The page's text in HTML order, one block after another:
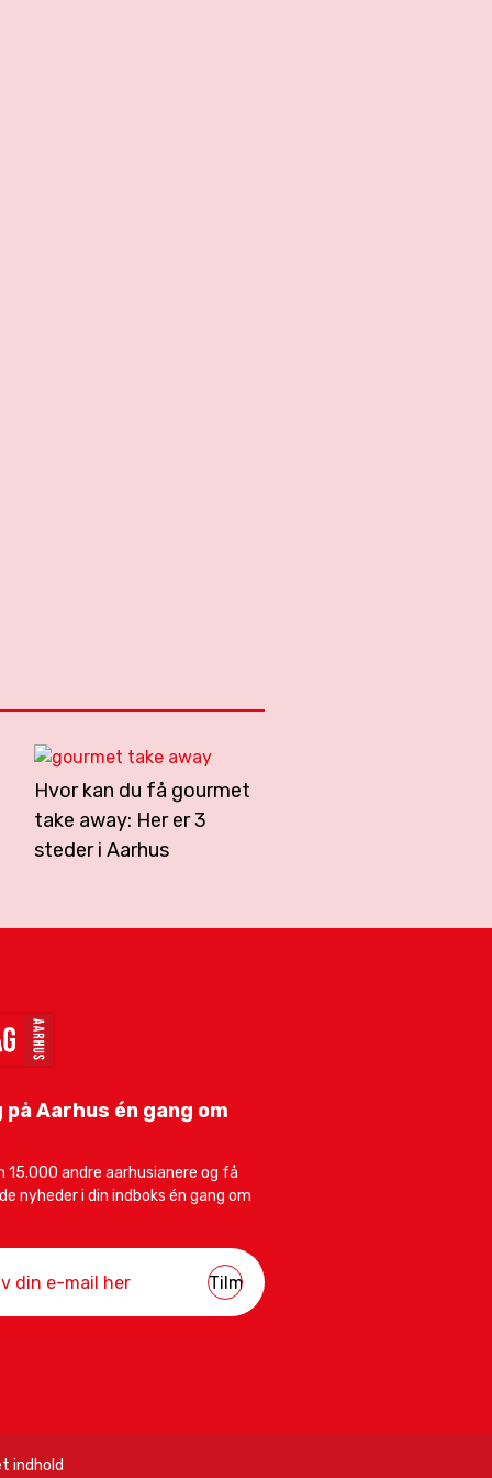
Hvor kan du få gourmet
take away: Her er 3
steder i Aarhus
på Aarhus én gang om
15.000 andre aarhusianere og få
nyheder i din indboks én gang om
indhold